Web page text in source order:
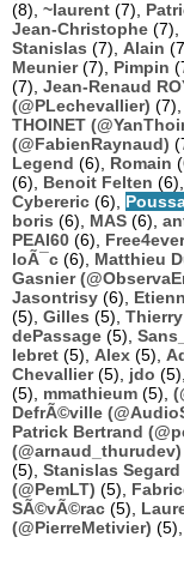
(8), ~laurent (7),
Jean-Christophe (7),
Stanislas (7), Alain
Meunier(7), Pimpin
(7), Jean-Renaud
(@PLechevallier) (7),
THOINET
(@FabienRaynaud)
Legend (6), Romain
(6), Benoit Felten (6),
Cybereric (6),
boris (6), MAS (6),
PEAI60 (6), Free4ever
loÃ¯c (6), Matthieu
Gasnier
Jasontrisy (6),
(5), Gilles (5), Thierry
dePassage (5),
lebret (5), Alex (5),
Chevallier(5), jdo (5),
(5), mmathieum (5),
DefrÃ©ville
Patrick Bertrand
(@arnaud_thurudev)
(5), Stanislas
(@PemLT) (5),
SÃ©vÃ©rac (5),
(@PierreMetivier) (5),